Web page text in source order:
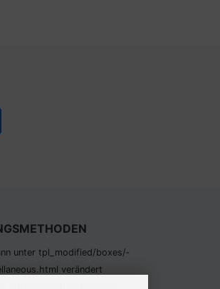
unter tpl_modified/boxes/­
verändert